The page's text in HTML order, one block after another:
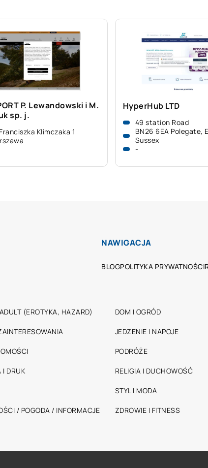
P. Lewandowski i M.
sp. j.
Klimczaka 1
HyperHub LTD
49 station Road
BN26 6EA Polegate,
Sussex
-
NAWIGACJA
BLOGPOLITYKA PRYWATNOŚCI
(EROTYKA, HAZARD) DOM I OGRÓD
JEDZENIE I NAPOJE
PODRÓŻE
I DRUK RELIGIA I DUCHOWOŚĆ
STYL I MODA
/ POGODA / INFORMACJE ZDROWIE I FITNESS